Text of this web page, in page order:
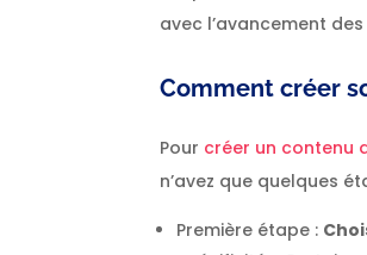
avec l’avancement
Comment créer
Pour créer un contenu
n’avez que quelques
Première étape :